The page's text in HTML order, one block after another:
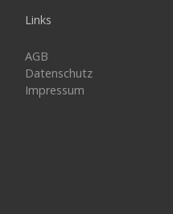
Links
AGB
Datenschutz
Impressum